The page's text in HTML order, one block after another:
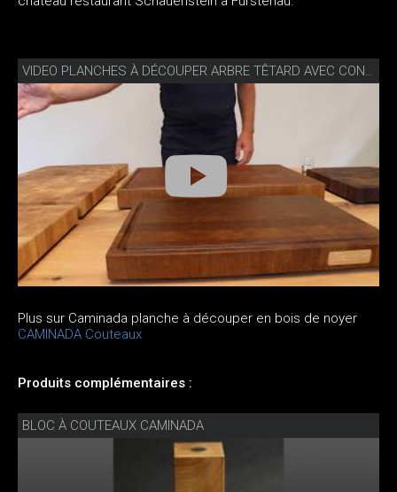
Plus sur Caminada planche à découper en bois de noyer
CAMINADA Couteaux
Produits complémentaires :
BLOC À COUTEAUX CAMINADA